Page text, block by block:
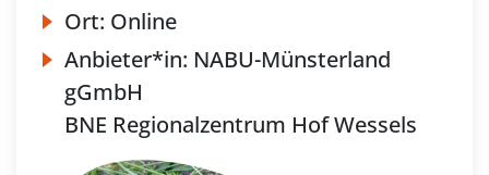
Ort: Online
Anbieter*in: NABU-Münsterland
gGmbH
BNE Regionalzentrum Hof Wessels